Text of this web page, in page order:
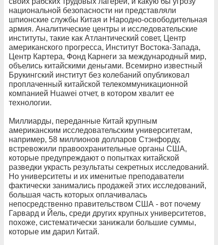
национальной безопасности ни представляли
шпионские службы Китая и Народно-освободительная
армия. Аналитические центры и исследовательские
институты, такие как Атлантический совет, Центр
американского прогресса, Институт Востока-Запада,
Центр Картера, Фонд Карнеги за международный мир,
объелись китайскими деньгами. Всемирно известный
Брукингский институт без колебаний опубликовал
проплаченный китайской телекоммуникационной
компанией Huawei отчет, в котором хвалит ее
технологии.
Миллиарды, переданные Китай крупным
американским исследовательским университетам,
например, 58 миллионов долларов Стэнфорду,
встревожили правоохранительные органы США,
которые предупреждают о попытках китайской
разведки украсть результаты секретных исследований.
Но университеты и их именитые преподаватели
фактически занимались продажей этих исследований,
большая часть которых оплачивалась
непосредственно правительством США - вот почему
Гарвард и Йель, среди других крупных университетов,
похоже, систематически занижали большие суммы,
которые им дарил Китай.